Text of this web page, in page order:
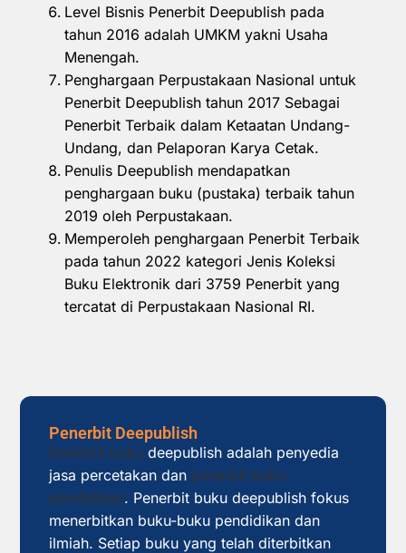
Level Bisnis Penerbit Deepublish pada
tahun 2016 adalah UMKM yakni Usaha
Menengah.
Penghargaan Perpustakaan Nasional untuk
Penerbit Deepublish tahun 2017 Sebagai
Penerbit Terbaik dalam Ketaatan Undang-
Undang, dan Pelaporan Karya Cetak.
Penulis Deepublish mendapatkan
penghargaan buku (pustaka) terbaik tahun
2019 oleh Perpustakaan.
Memperoleh penghargaan Penerbit Terbaik
pada tahun 2022 kategori Jenis Koleksi
Buku Elektronik dari 3759 Penerbit yang
tercatat di Perpustakaan Nasional RI.
Penerbit Deepublish
Penerbit buku deepublish adalah penyedia
jasa percetakan dan penerbit buku
pendidikan. Penerbit buku deepublish fokus
menerbitkan buku-buku pendidikan dan
ilmiah. Setiap buku yang telah diterbitkan